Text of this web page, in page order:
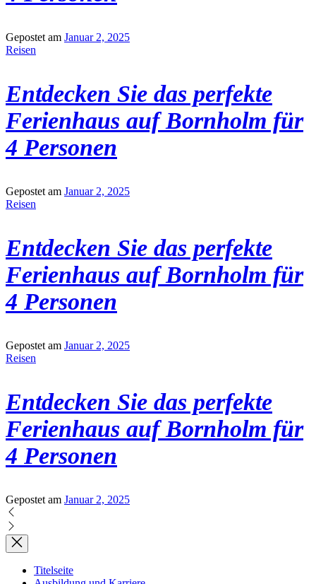
Gepostet am Januar 2, 2025
Reisen
Entdecken Sie das perfekte
Ferienhaus auf Bornholm für
4 Personen
Gepostet am Januar 2, 2025
Reisen
Entdecken Sie das perfekte
Ferienhaus auf Bornholm für
4 Personen
Gepostet am Januar 2, 2025
Reisen
Entdecken Sie das perfekte
Ferienhaus auf Bornholm für
4 Personen
Gepostet am Januar 2, 2025
Titelseite